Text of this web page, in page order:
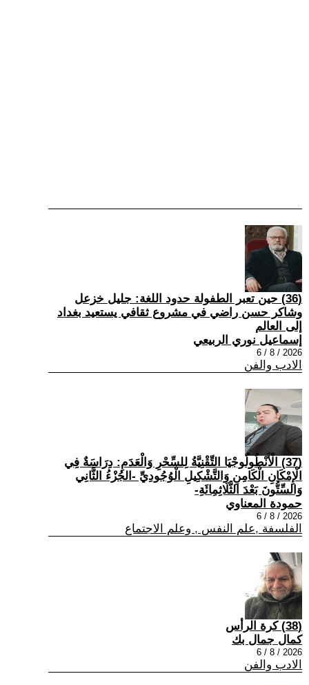
(36) حين تعبر الطفولة حدود اللغة: جليل خزعل
وشاكر حسن راضي في مشروع ثقافي يستعيد بغداد
إلى العالم
إسماعيل نوري الربيعي
2026 / 8 / 6
الادب والفن
(37) الْأَنْطُولُوجْيَا التِّقْنِيَّةُ لِلسِّحْرِ وَالْعَدَمِ: دِرَاسَةٌ فِي
الْإِمْكَانِ الْكَامِنِ وَالتَّشْكِيلِ الْوُجُودِيِّ -الجُزْءُ الثَّانِي
وَالسِّتُّونَ بَعْدَ الثَّلَاثِمِائَةِ-
حمودة المعناوي
2026 / 8 / 6
الفلسفة ,علم النفس , وعلم الاجتماع
(38) كرة الرأس
كمال جمال بك
2026 / 8 / 6
الادب والفن